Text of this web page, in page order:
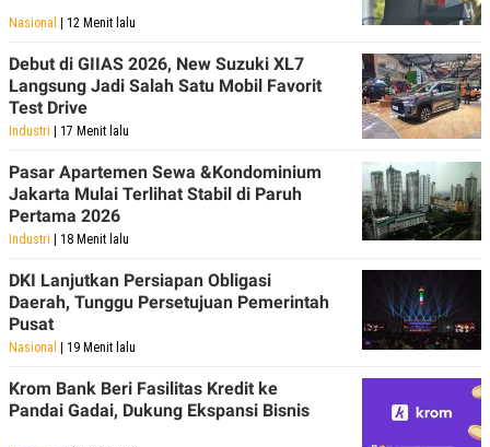
Nasional | 12 Menit lalu
Debut di GIIAS 2026, New Suzuki XL7
Langsung Jadi Salah Satu Mobil Favorit
Test Drive
Industri | 17 Menit lalu
Pasar Apartemen Sewa &Kondominium
Jakarta Mulai Terlihat Stabil di Paruh
Pertama 2026
Industri | 18 Menit lalu
DKI Lanjutkan Persiapan Obligasi
Daerah, Tunggu Persetujuan Pemerintah
Pusat
Nasional | 19 Menit lalu
Krom Bank Beri Fasilitas Kredit ke
Pandai Gadai, Dukung Ekspansi Bisnis